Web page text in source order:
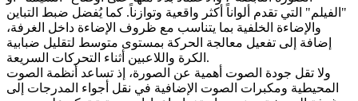
"الفيلم" التي تقدم ألواناً أكثر واقعية وتوازناً. كما يُفضل ضبط التباين
والإضاءة الخلفية بما يتناسب مع ظروف الإضاءة داخل الغرفة،
إضافة إلى تفعيل معالجة الحركة بمستوى متوسط لتقليل ضبابية
الكرة واللاعبين أثناء التحركات السريعة.
ولا تقل جودة الصوت أهمية عن الصورة، إذ تساعد أنظمة الصوت
المحيطية ومكبرات الصوت الإضافية في نقل أجواء المدرجات إلى